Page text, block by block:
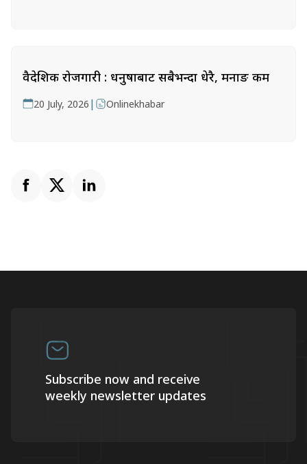
वैदेशिक रोजगारी : धनुषाबाट सबैभन्दा धेरै, मनाङ कम
20 July, 2026 | Onlinekhabar
Subscribe now and receive
weekly newsletter updates